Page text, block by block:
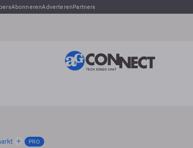
AbonnerenAdverterenPartners
PRO